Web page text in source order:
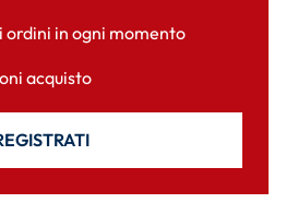
in ogni momento
acquisto